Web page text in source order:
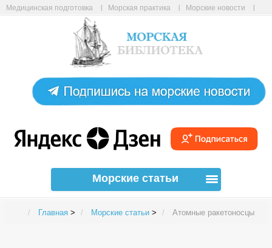
Медицинская подготовка Морская практика
Морские новости
Авиабилеты онлайн
Морские статьи
Главная > Морские статьи > Атомные ракетоносцы